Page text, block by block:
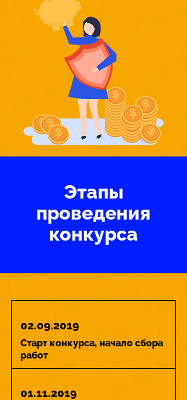
Этапы
проведения
конкурса
02.09.2019
Старт конкурса, начало сбора
работ
01.11.2019